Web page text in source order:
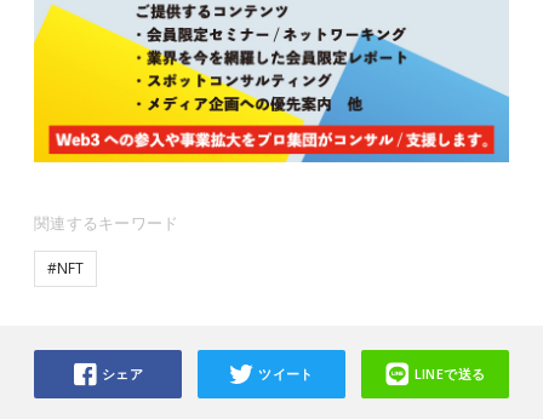
関連するキーワード
#NFT
シェア ツイート LINEで送る